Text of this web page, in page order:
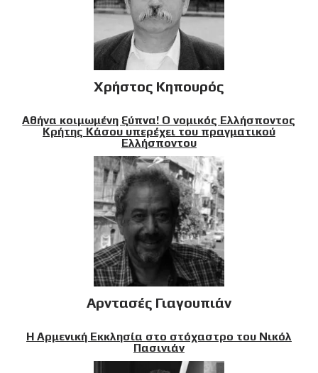
Χρήστος Κηπουρός
Αθήνα κοιμωμένη ξύπνα! Ο νομικός Ελλήσποντος
Κρήτης Κάσου υπερέχει του πραγματικού
Ελλήσποντου
Αρντασές Γιαγουπιάν
Η Αρμενική Εκκλησία στο στόχαστρο του Νικόλ
Πασινιάν